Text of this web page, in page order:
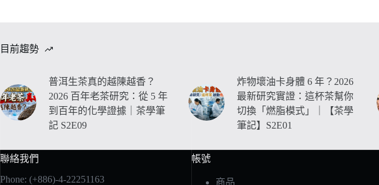
目前趨勢
普洱生茶真的越陳越香？
2026 百年老茶研究：從 5 年
到百年的化學證據｜茶學筆
記 S2E09
炸物壞油卡身體 6 年？2026
最新研究實證：這杯茶幫你
切換「燃脂模式」｜【茶學
筆記】S2E01
聯絡我們
Phone: (+886)-4-22251163
帳號
商品